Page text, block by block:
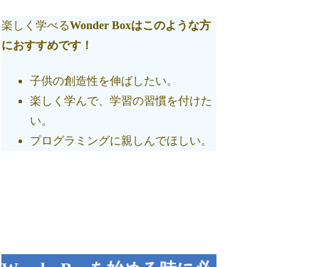
楽しく学べるWonder Boxはこのような方
におすすめです！
子供の創造性を伸ばしたい。
楽しく学んで、学習の習慣を付けた
い。
プログラミングに親しんでほしい。